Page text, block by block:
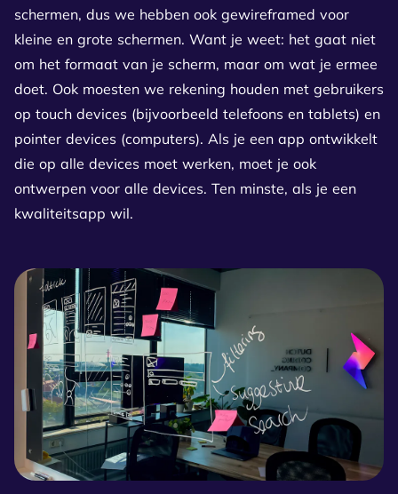
schermen, dus we hebben ook gewireframed voor
kleine en grote schermen. Want je weet: het gaat niet
om het formaat van je scherm, maar om wat je ermee
doet. Ook moesten we rekening houden met gebruikers
op touch devices (bijvoorbeeld telefoons en tablets) en
pointer devices (computers). Als je een app ontwikkelt
die op alle devices moet werken, moet je ook
ontwerpen voor alle devices. Ten minste, als je een
kwaliteitsapp wil.